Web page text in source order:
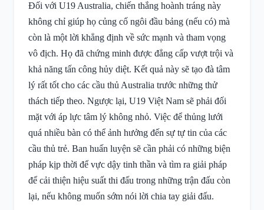
Đối với U19 Australia, chiến thắng hoành tráng này
không chỉ giúp họ củng cố ngôi đầu bảng (nếu có) mà
còn là một lời khẳng định về sức mạnh và tham vọng
vô địch. Họ đã chứng minh được đẳng cấp vượt trội và
khả năng tấn công hủy diệt. Kết quả này sẽ tạo đà tâm
lý rất tốt cho các cầu thủ Australia trước những thử
thách tiếp theo. Ngược lại, U19 Việt Nam sẽ phải đối
mặt với áp lực tâm lý không nhỏ. Việc để thủng lưới
quá nhiều bàn có thể ảnh hưởng đến sự tự tin của các
cầu thủ trẻ. Ban huấn luyện sẽ cần phải có những biện
pháp kịp thời để vực dậy tinh thần và tìm ra giải pháp
để cải thiện hiệu suất thi đấu trong những trận đấu còn
lại, nếu không muốn sớm nói lời chia tay giải đấu.